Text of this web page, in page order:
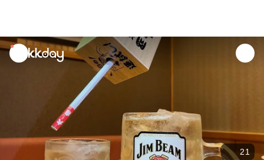
unread
notifications
21